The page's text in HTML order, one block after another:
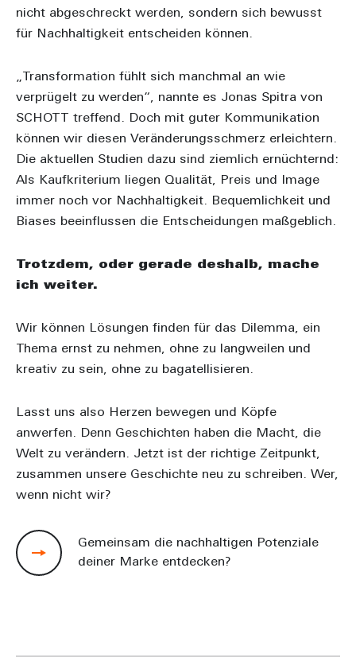
nicht abgeschreckt werden, sondern sich bewusst
für Nachhaltigkeit entscheiden können.
„Transformation fühlt sich manchmal an wie
verprügelt zu werden“, nannte es Jonas Spitra von
SCHOTT treffend. Doch mit guter Kommunikation
können wir diesen Veränderungsschmerz erleichtern.
Die aktuellen Studien dazu sind ziemlich ernüchternd:
Als Kaufkriterium liegen Qualität, Preis und Image
immer noch vor Nachhaltigkeit. Bequemlichkeit und
Biases beeinflussen die Entscheidungen maßgeblich.
Trotzdem, oder gerade deshalb, mache
ich weiter.
Wir können Lösungen finden für das Dilemma, ein
Thema ernst zu nehmen, ohne zu langweilen und
kreativ zu sein, ohne zu bagatellisieren.
Lasst uns also Herzen bewegen und Köpfe
anwerfen. Denn Geschichten haben die Macht, die
Welt zu verändern. Jetzt ist der richtige Zeitpunkt,
zusammen unsere Geschichte neu zu schreiben. Wer,
wenn nicht wir?
Gemeinsam die nachhaltigen Potenziale
deiner Marke entdecken?